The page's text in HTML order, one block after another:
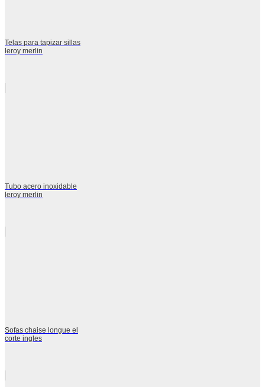
Telas para tapizar sillas
leroy merlin
Tubo acero inoxidable
leroy merlin
Sofas chaise longue el
corte ingles